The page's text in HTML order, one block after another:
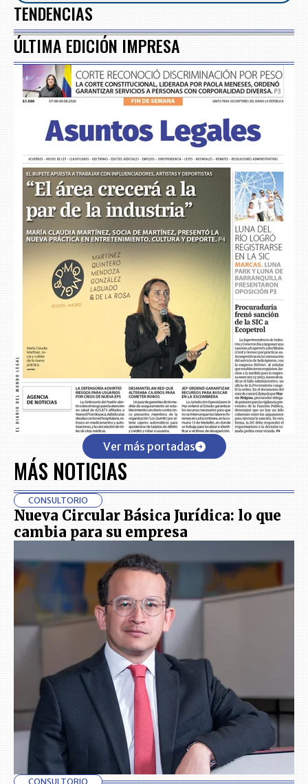
TENDENCIAS
ÚLTIMA EDICIÓN IMPRESA
Ver más portadas
MÁS NOTICIAS
CONSULTORIO
Nueva Circular Básica Jurídica: lo que
cambia para su empresa
CONSULTORIO